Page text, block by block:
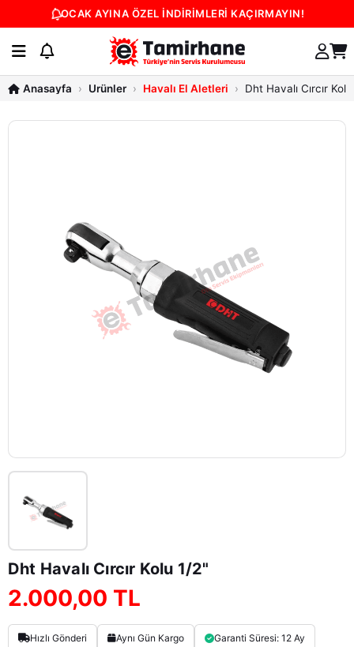
OCAK AYINA ÖZEL İNDİRİMLERİ KAÇIRMAYIN!
Ürünler Havalı El Aletleri Dht Havalı Cırcır
Dht Havalı Cırcır Kolu 1/2"
2.000,00 TL
Hızlı Gönderi Aynı Gün Kargo Garanti Süresi: 12 Ay